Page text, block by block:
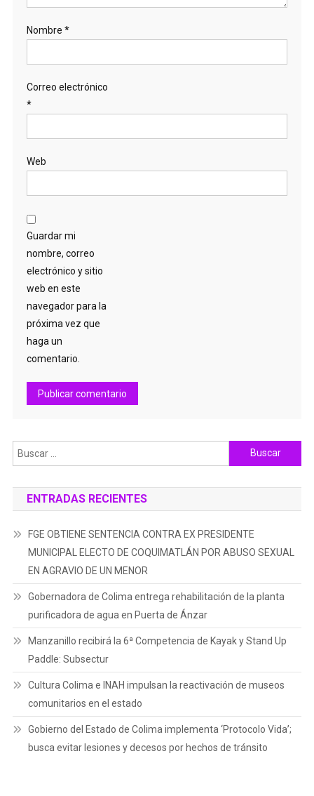
Nombre *
Correo electrónico
*
Web
Guardar mi
nombre, correo
electrónico y sitio
web en este
navegador para la
próxima vez que
haga un
comentario.
Buscar:
ENTRADAS RECIENTES
FGE OBTIENE SENTENCIA CONTRA EX PRESIDENTE
MUNICIPAL ELECTO DE COQUIMATLÁN POR ABUSO SEXUAL
EN AGRAVIO DE UN MENOR
Gobernadora de Colima entrega rehabilitación de la planta
purificadora de agua en Puerta de Ánzar
Manzanillo recibirá la 6ª Competencia de Kayak y Stand Up
Paddle: Subsectur
Cultura Colima e INAH impulsan la reactivación de museos
comunitarios en el estado
Gobierno del Estado de Colima implementa ‘Protocolo Vida’;
busca evitar lesiones y decesos por hechos de tránsito